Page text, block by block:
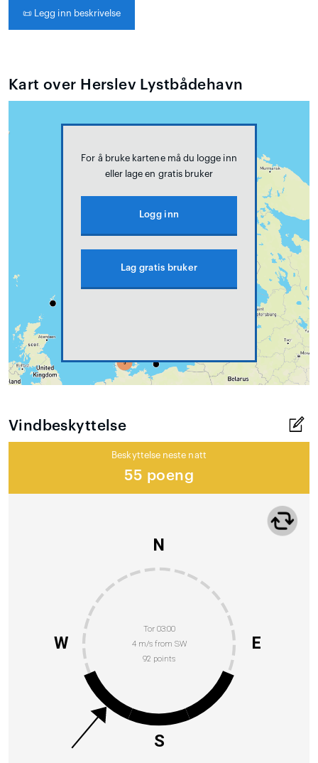
📜 Legg inn beskrivelse
Kart over Herslev Lystbådehavn
For å bruke kartene må du logge inn
eller lage en gratis bruker
Logg inn
Lag gratis bruker
Vindbeskyttelse
Beskyttelse neste natt
55 poeng
Tor 03:00
4 m/s from SW
92 points
N
E
S
W